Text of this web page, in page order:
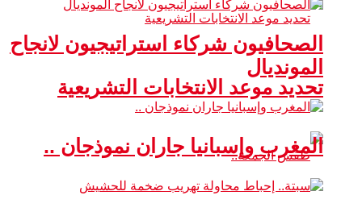
تحديد موعد الانتخابات التشريعية
الصحافيون شركاء استراتيجيون لانجاح
المونديال
المغرب وإسبانيا جاران نموذجان ..